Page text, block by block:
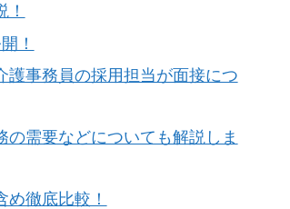
！
護事務員の採用担当が面接につ
需要などについても解説しま
徹底比較！